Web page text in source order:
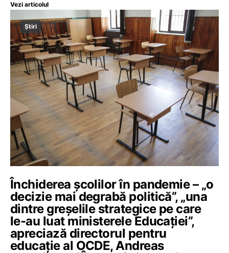
Vezi articolul
Știri
Închiderea școlilor în pandemie – „o
decizie mai degrabă politică”, „una
dintre greșelile strategice pe care
le-au luat ministerele Educației”,
apreciază directorul pentru
educație al OCDE, Andreas